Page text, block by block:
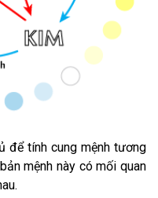
để tính cung mệnh tương
mệnh này có mối quan